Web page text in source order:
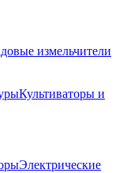
измельчители
Культиваторы и
Электрические